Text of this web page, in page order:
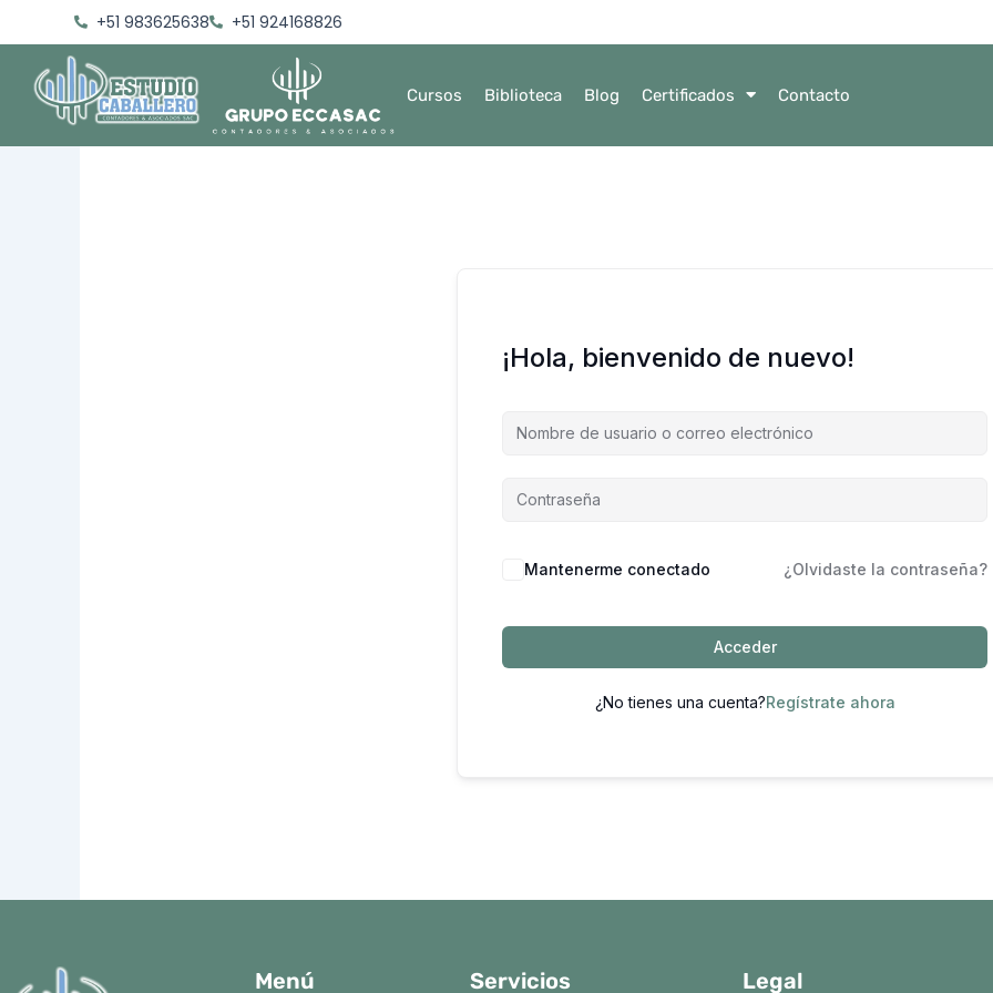
al
contenido
+51 983625638 +51 924168826
Cursos Biblioteca Blog Certificados Contacto
¡Hola, bienvenido de nuevo!
Mantenerme conectado ¿Olvidaste la contraseña?
Acceder
¿No tienes una cuenta?Regístrate ahora
Menú Servicios Legal